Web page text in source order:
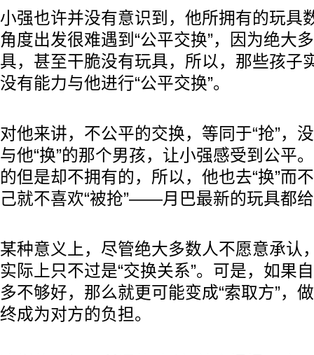
小强也许并没有意识到，他所拥有的玩具
角度出发很难遇到“公平交换”，因为绝大
具，甚至干脆没有玩具，所以，那些孩子
没有能力与他进行“公平交换”。
对他来讲，不公平的交换，等同于“抢”，
与他“换”的那个男孩，让小强感受到公平
的但是却不拥有的，所以，他也去“换”而
己就不喜欢“被抢”——月巴最新的玩具都
某种意义上，尽管绝大多数人不愿意承认
实际上只不过是“交换关系”。可是，如果
多不够好，那么就更可能变成“索取方”，
终成为对方的负担。